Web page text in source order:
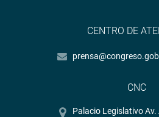
CENTRO DE
CNC
Palacio Legislativo